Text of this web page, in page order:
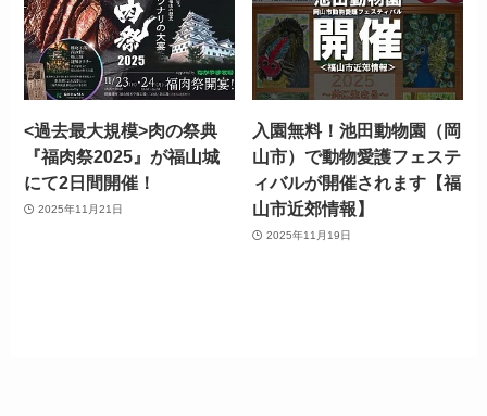
<過去最大規模>肉の祭典
『福肉祭2025』が福山城
にて2日間開催！
2025年11月21日
入園無料！池田動物園（岡
山市）で動物愛護フェステ
ィバルが開催されます【福
山市近郊情報】
2025年11月19日